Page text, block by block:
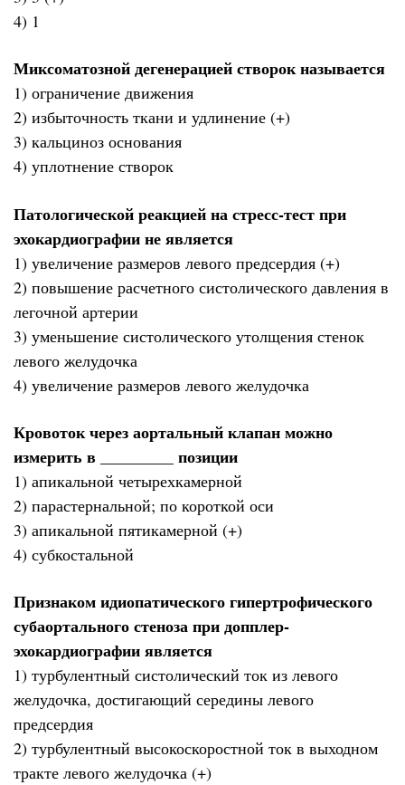
4) 1
Миксоматозной дегенерацией створок называется
1) ограничение движения
2) избыточность ткани и удлинение (+)
3) кальциноз основания
4) уплотнение створок
Патологической реакцией на стресс-тест при
эхокардиографии не является
1) увеличение размеров левого предсердия (+)
2) повышение расчетного систолического давления в
легочной артерии
3) уменьшение систолического утолщения стенок
левого желудочка
4) увеличение размеров левого желудочка
Кровоток через аортальный клапан можно
измерить в _________ позиции
1) апикальной четырехкамерной
2) парастернальной; по короткой оси
3) апикальной пятикамерной (+)
4) субкостальной
Признаком идиопатического гипертрофического
субаортального стеноза при допплер-
эхокардиографии является
1) турбулентный систолический ток из левого
желудочка, достигающий середины левого
предсердия
2) турбулентный высокоскоростной ток в выходном
тракте левого желудочка (+)